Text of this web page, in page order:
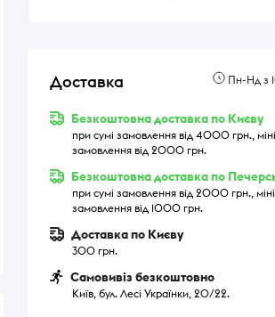
Доставка Пн-Нд з
Безкоштовна доставка по Києву
при сумі замовлення від 4000 грн.,
замовлення від 2000 грн.
Безкоштовна доставка по
при сумі замовлення від 2000 грн.,
замовлення від 1000 грн.
Доставка по Києву
300 грн.
Самовивіз безкоштовно
Київ, бул. Лесі Українки, 20/22.